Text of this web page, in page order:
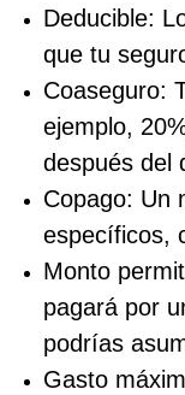
Deducible:
que tu
Coaseguro:
ejemplo,
después del
Copago: Un
específicos,
Monto
pagará por
podrías
Gasto